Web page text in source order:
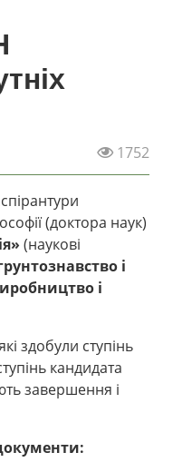
1752
(доктора наук)
(наукові
і
і
здобули ступінь
кандидата
завершення і